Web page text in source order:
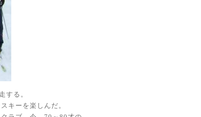
する。
キーを楽しんだ。